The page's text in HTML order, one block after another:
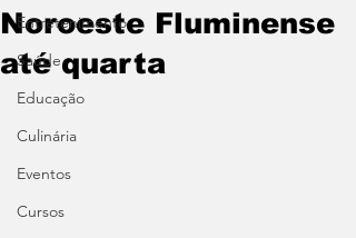
Entretenimento
Saúde
Educação
Culinária
Eventos
Cursos
Noroeste Fluminense
até quarta